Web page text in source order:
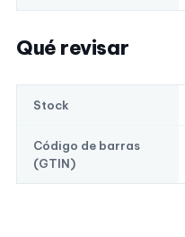
Qué revisar
Stock
Código de barras
(GTIN)